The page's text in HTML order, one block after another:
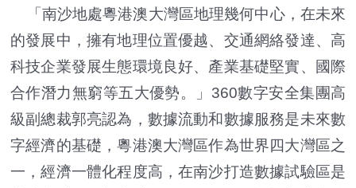
「南沙地處粵港澳大灣區地理幾何中心，在未來
的發展中，擁有地理位置優越、交通網絡發達、高
科技企業發展生態環境良好、產業基礎堅實、國際
合作潛力無窮等五大優勢。」360數字安全集團高
級副總裁郭亮認為，數據流動和數據服務是未來數
字經濟的基礎，粵港澳大灣區作為世界四大灣區之
一，經濟一體化程度高，在南沙打造數據試驗區是